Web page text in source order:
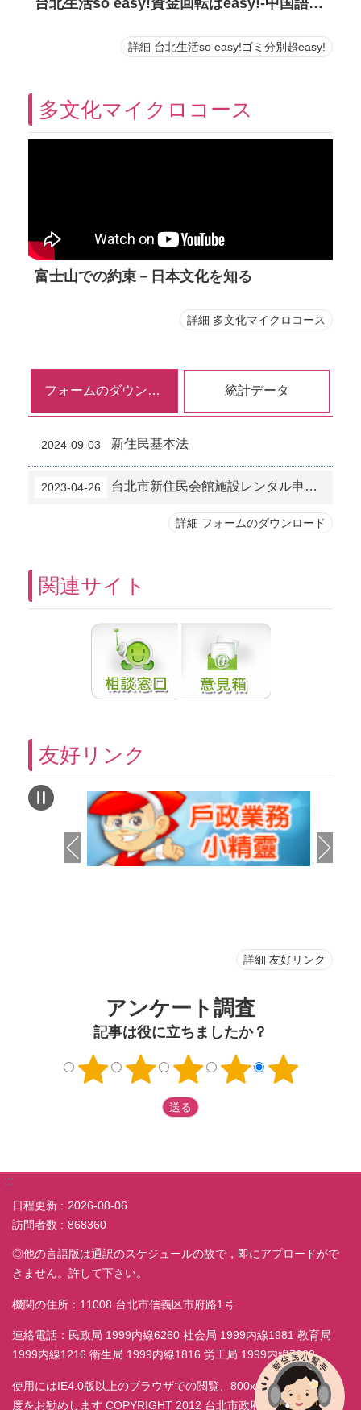
詳細 台北生活so easy!ゴミ分別超easy!
多文化マイクロコース
富士山での約束－日本文化を知る
詳細 多文化マイクロコース
フォームのダウンロード 統計データ
2024-09-03 新住民基本法
2023-04-26 台北市新住民会館施設レンタル申込表
詳細 フォームのダウンロード
関連サイト
友好リンク
詳細 友好リンク
アンケート調査
記事は役に立ちましたか？
:::
日程更新
2026-08-06
訪問者数
868360
◎他の言語版は通訳のスケジュールの故で，即にアプロードがで
きません。許して下さい。
機関の住所：11008 台北市信義区市府路1号
連絡電話：民政局 1999内線6260 社会局 1999内線1981 教育局
1999内線1216 衛生局 1999内線1816 労工局 1999内線7038
使用にはIE4.0版以上のブラウザでの閲覧、800x600モニター解析
度をお勧めします COPYRIGHT 2012 台北市政府民政局 ALL